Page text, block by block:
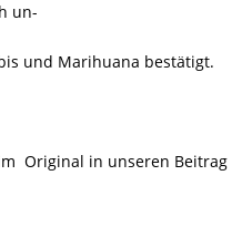
un-
und Marihuana bestätigt.
Original in unseren Beitrag